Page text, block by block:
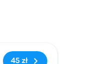
45 zł